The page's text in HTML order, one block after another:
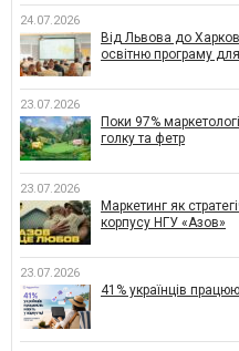
24.07.2026
Від Львова до
освітню програму
23.07.2026
Поки 97%
голку та фетр
23.07.2026
Маркетинг як
корпусу НГУ «Азов»
23.07.2026
41% українців